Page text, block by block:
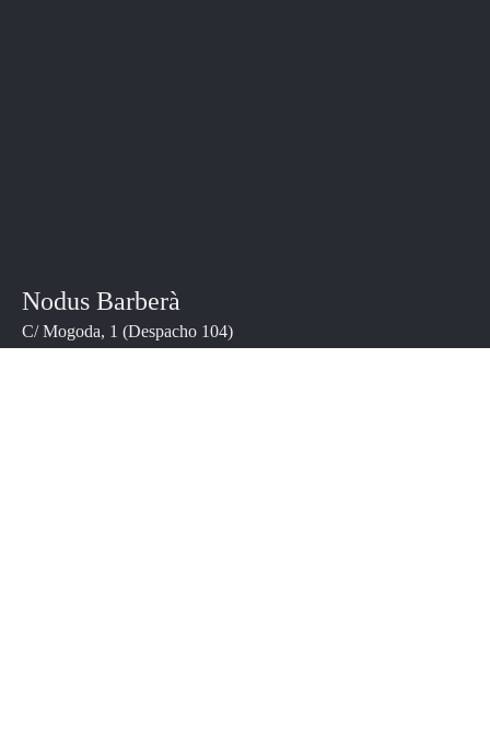
Nodus Barberà
C/ Mogoda, 1 (Despacho 104)